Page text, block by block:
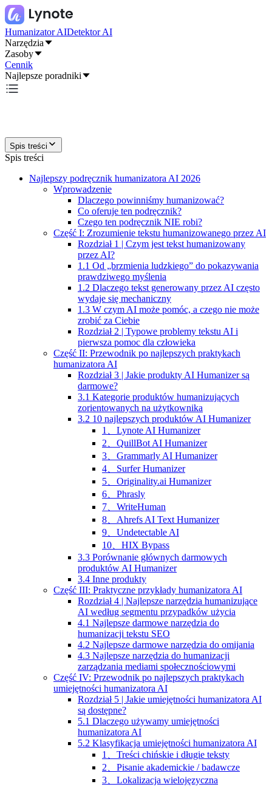
Humanizator AIDetektor AI
Narzędzia
Zasoby
Cennik
Najlepsze poradniki
Spis treści
Spis treści
Najlepszy podręcznik humanizatora AI 2026
Wprowadzenie
Dlaczego powinniśmy humanizować?
Co oferuje ten podręcznik?
Czego ten podręcznik NIE robi?
Część I: Zrozumienie tekstu humanizowanego przez AI
Rozdział 1 | Czym jest tekst humanizowany
przez AI?
1.1 Od „brzmienia ludzkiego” do pokazywania
prawdziwego myślenia
1.2 Dlaczego tekst generowany przez AI często
wydaje się mechaniczny
1.3 W czym AI może pomóc, a czego nie może
zrobić za Ciebie
Rozdział 2 | Typowe problemy tekstu AI i
pierwsza pomoc dla człowieka
Część II: Przewodnik po najlepszych praktykach
humanizatora AI
Rozdział 3 | Jakie produkty AI Humanizer są
darmowe?
3.1 Kategorie produktów humanizujących
zorientowanych na użytkownika
3.2 10 najlepszych produktów AI Humanizer
1、Lynote AI Humanizer
2、QuillBot AI Humanizer
3、Grammarly AI Humanizer
4、Surfer Humanizer
5、Originality.ai Humanizer
6、Phrasly
7、WriteHuman
8、Ahrefs AI Text Humanizer
9、Undetectable AI
10、HIX Bypass
3.3 Porównanie głównych darmowych
produktów AI Humanizer
3.4 Inne produkty
Część III: Praktyczne przykłady humanizatora AI
Rozdział 4 | Najlepsze narzędzia humanizujące
AI według segmentu przypadków użycia
4.1 Najlepsze darmowe narzędzia do
humanizacji tekstu SEO
4.2 Najlepsze darmowe narzędzia do omijania
4.3 Najlepsze narzędzia do humanizacji
zarządzania mediami społecznościowymi
Część IV: Przewodnik po najlepszych praktykach
umiejętności humanizatora AI
Rozdział 5 | Jakie umiejętności humanizatora AI
są dostępne?
5.1 Dlaczego używamy umiejętności
humanizatora AI
5.2 Klasyfikacja umiejętności humanizatora AI
1、Treści chińskie i długie teksty
2、Pisanie akademickie / badawcze
3、Lokalizacja wielojęzyczna